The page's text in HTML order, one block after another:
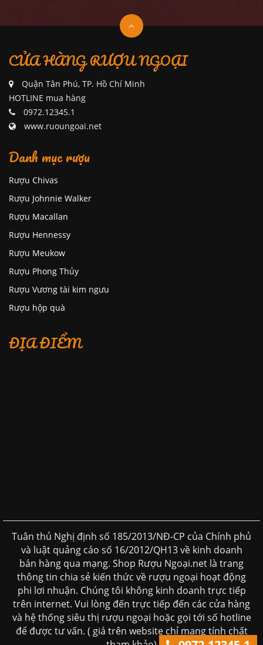
CỬA HÀNG RƯỢU NGOẠI
Quận Tân Phú, TP. Hồ Chí Minh
HOTLINE mua hàng
0972.12345.1
www.ruoungoai.net
Danh mục rượu
Rượu Chivas
Rượu Johnnie Walker
Rượu Macallan
Rượu Hennessy
Rượu Meukow
Rượu Phong Thủy
Rượu Vương tài kim ngưu
Rượu hộp quà
ĐỊA ĐIỂM
Tuân thủ Nghị định số 185/2013/NĐ-CP của Chính phủ
và luật quảng cáo số 16/2012/QH13 về kinh doanh
bán hàng qua mạng. Shop Rượu Ngoại.net là trang
thông tin chia sẻ kiến thức về rượu ngoại hoạt động
phi lơi nhuận. Chúng tôi không kinh doanh trực tiếp
trên internet. Vui lòng đến trực tiếp đến các cửa hàng
và hệ thống siêu thị rượu ngoại hoặc gọi tới số hotline
để được tư vấn. ( giá trên website chỉ mang tính chất